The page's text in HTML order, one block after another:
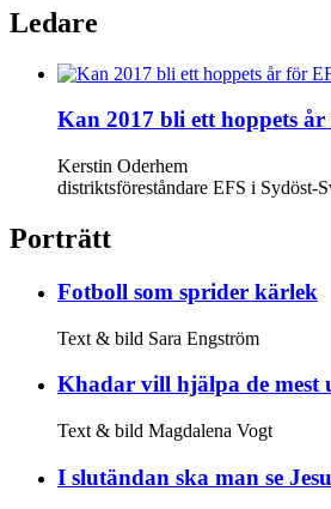
Ledare
Kan 2017 bli ett hoppets
Kerstin Oderhem
distriktsföreståndare EFS i Sydöst-
Porträtt
Fotboll som sprider kärlek
Text & bild Sara Engström
Khadar vill hjälpa de mest
Text & bild Magdalena Vogt
I slut­ändan ska man se